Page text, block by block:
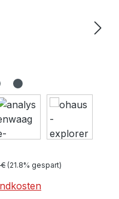
Preis:
(21.8% gespart)